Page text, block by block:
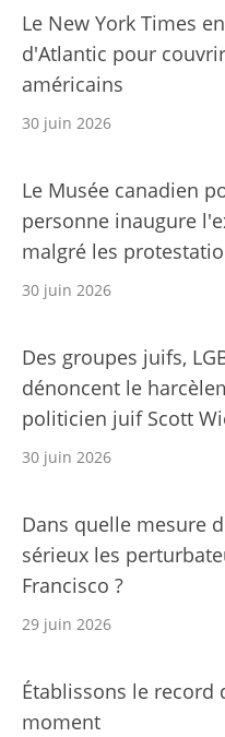
Le New York Times
d'Atlantic pour
américains
30 juin 2026
Le Musée canadien
personne inaugure
malgré les
30 juin 2026
Des groupes juifs,
dénoncent le
politicien juif Scott
30 juin 2026
Dans quelle mesure
sérieux les
Francisco ?
29 juin 2026
Établissons le
moment